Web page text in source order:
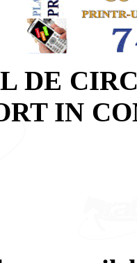
DE
IN